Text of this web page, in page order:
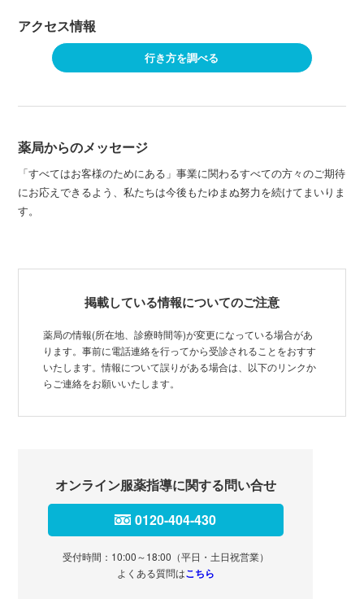
アクセス情報
行き方を調べる
薬局からのメッセージ
「すべてはお客様のためにある」事業に関わるすべての方々のご期待
にお応えできるよう、私たちは今後もたゆまぬ努力を続けてまいりま
す。
掲載している情報についてのご注意
薬局の情報(所在地、診療時間等)が変更になっている場合があ
ります。事前に電話連絡を行ってから受診されることをおすす
いたします。情報について誤りがある場合は、以下のリンクか
らご連絡をお願いいたします。
オンライン服薬指導に関する問い合せ
0120-404-430
受付時間：10:00～18:00（平日・土日祝営業）
よくある質問はこちら